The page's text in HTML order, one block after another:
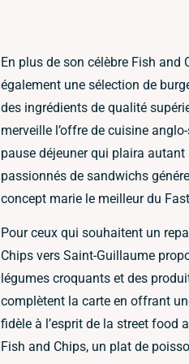
En plus de son célèbre Fish
également une sélection de
des ingrédients de qualité
merveille l’offre de cuisine
pause déjeuner qui plaira
passionnés de sandwichs
concept marie le meilleur du
Pour ceux qui souhaitent un
Chips vers Saint-Guillaume
légumes croquants et des
complètent la carte en offrant
fidèle à l’esprit de la street food
Fish and Chips, un plat de